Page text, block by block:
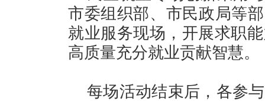
市委组织部、市民政局等
就业服务现场，开展求职
高质量充分就业贡献智慧。
每场活动结束后，各参